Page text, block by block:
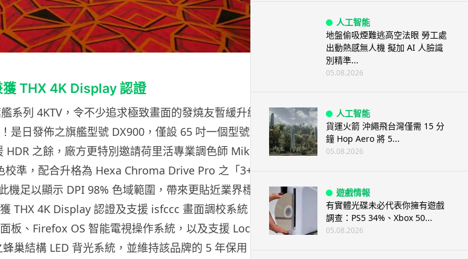
THX 4K Display 認證
系列 4KTV，令不少追求極致畫面的發燒友暫緩升級
是日發佈之旗艦型號 DX900，僅設 65 吋一個型號，
之餘，廠方更特別邀請荷里活專業調色師 Mike
準，配合升格為 Hexa Chroma Drive Pro 之「3+3
機足以顯示 DPI 98% 色域範圍，帶來更貼近業界標準
THX 4K Display 認證及支援 isfccc 畫面調校系統，
、Firefox OS 智能電視操作系統，以及支援 Local
巢結構 LED 背光系統，並維持該品牌的 5 年保用，
人工智能
地盤偷吸煙難逃高空法眼 勞工處
出動熱感無人機 擬加 AI 人臉識
別精準...
05.08.2026
人工智能
貨運火箭 沖繩飛台灣僅需 15 分
鐘 Hop Aero 將 5...
05.08.2026
遊戲情報
有實體光碟未必代表你擁有遊戲
調查：PS5 34%、Xbox 50...
05.08.2026